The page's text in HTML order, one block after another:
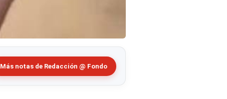
Más notas de Redacción @ Fondo